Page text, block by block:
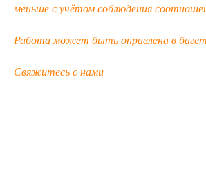
меньше с учётом соблюдения
Работа может быть оправлена в багет
Свяжитесь с нами